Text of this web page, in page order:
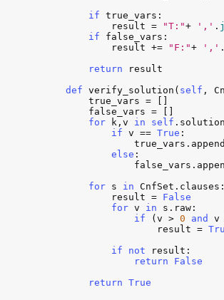
if true_vars :
result = "T:"+ ',' .
if
false_vars :
result += "F:"+ ',' .
return
result
def verify_solution ( self ,
true_vars = []
false_vars = []
for
k , v in self . solution
if v == True :
true_vars . append
else :
false_vars .
for s in CnfSet . clauses :
result = False
for v in s . raw :
if ( v > 0 and v
result =
if
not result :
return
False
return True